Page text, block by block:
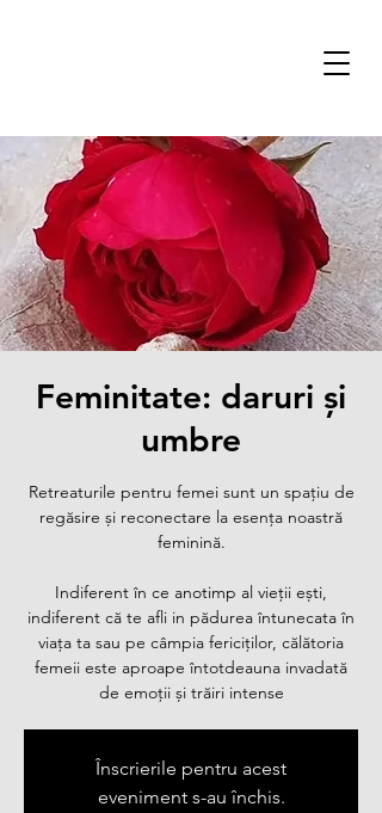
Feminitate: daruri și
umbre
Retreaturile pentru femei sunt un spațiu de
regăsire și reconectare la esența noastră
feminină.
Indiferent în ce anotimp al vieții ești,
indiferent că te afli in pădurea întunecata în
viața ta sau pe câmpia fericiților, călătoria
femeii este aproape întotdeauna invadată
de emoții și trăiri intense
Înscrierile pentru acest
eveniment s-au închis.